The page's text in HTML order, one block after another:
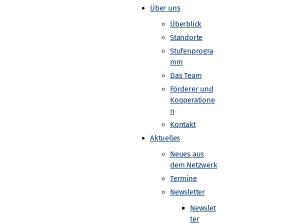
Über uns
Überblick
Standorte
Stufenprogra
mm
Das Team
Förderer und
Kooperatione
n
Kontakt
Aktuelles
Neues aus
dem Netzwerk
Termine
Newsletter
Newslet
ter